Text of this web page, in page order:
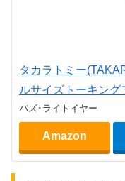
タカラトミー
ルサイズトーキング
バズ･ライトイヤー
Amazon